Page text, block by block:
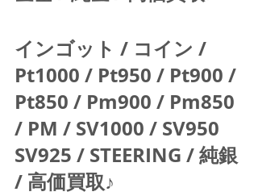
インゴット / コイン /
Pt1000 / Pt950 / Pt900 /
Pt850 / Pm900 / Pm850
/ PM / SV1000 / SV950
SV925 / STEERING / 純銀
/ 高価買取♪